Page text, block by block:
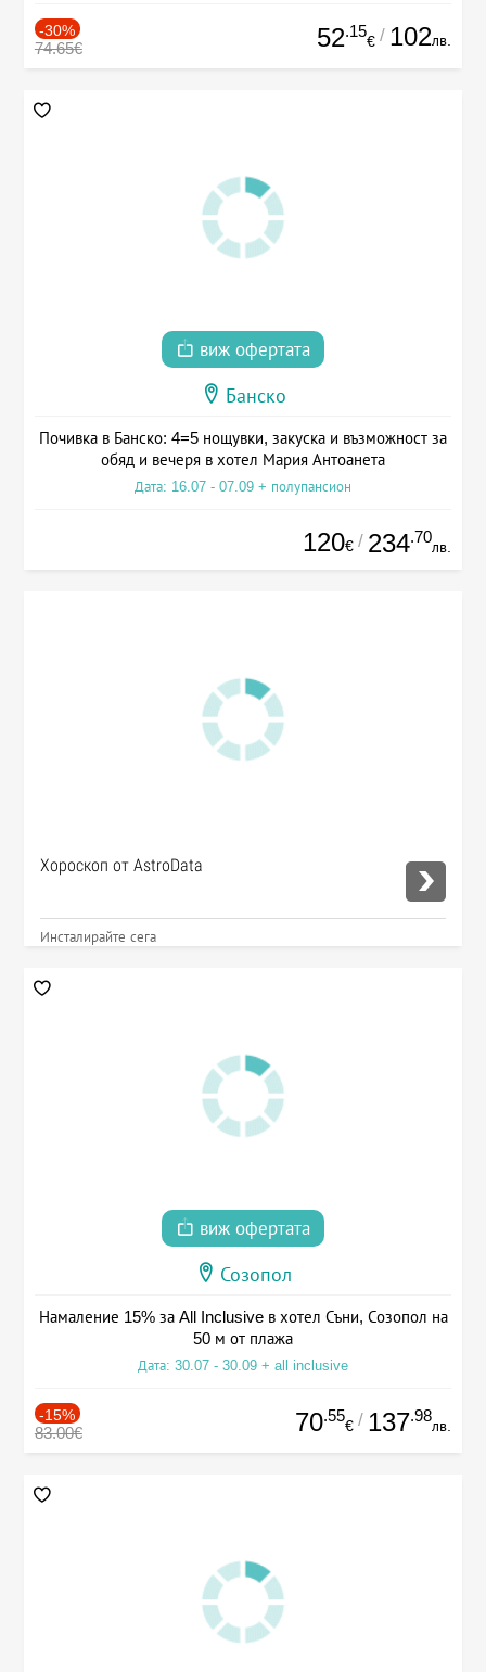
-30%
74.65€ 52.15
€ / 102лв.
виж офертата
Банско
Почивка в Банско: 4=5 нощувки, закуска и възможност за
обяд и вечеря в хотел Мария Антоанета
Дата: 16.07 - 07.09 + полупансион
120€ / 234.70
лв.
Хороскоп от AstroData
Инсталирайте сега
виж офертата
Созопол
Намаление 15% за All Inclusive в хотел Съни, Созопол на
50 м от плажа
Дата: 30.07 - 30.09 + all inclusive
-15%
83.00€ 70.55
€ / 137.98
лв.